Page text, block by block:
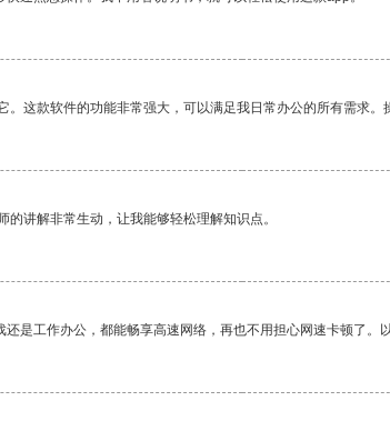
这款软件的功能非常强大，可以满足我日常办公的所有需求。
讲解非常生动，让我能够轻松理解知识点。
是工作办公，都能畅享高速网络，再也不用担心网速卡顿了